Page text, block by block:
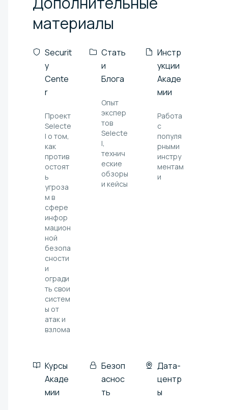
материалы
Securit
y
Cente
r
Проект
Selecte
l о том,
как
против
остоят
ь
угроза
м в
сфере
инфор
мацион
ной
безопа
сности
и
огради
ть свои
систем
ы от
атак и
взлома
Стать
и
Блога
Опыт
экспер
тов
Selecte
l,
технич
еские
обзоры
и кейсы
Инстр
укции
Акаде
мии
Работа
с
популя
рными
инстру
ментам
и
Курсы
Акаде
мии
Безоп
аснос
ть
Дата-
центр
ы